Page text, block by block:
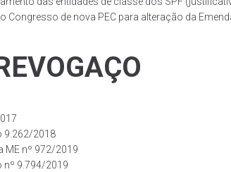
Congresso de nova PEC para alteração da
9.262/2018
ME nº 972/2019
nº 9.794/2019